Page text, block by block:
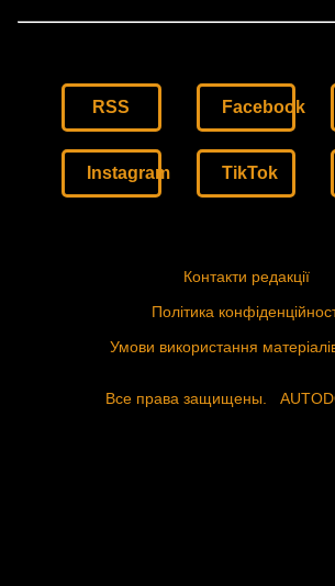
RSS Facebook
Instagram TikTok
Контакти редакції
Політика
Умови використання
Все права защищены.